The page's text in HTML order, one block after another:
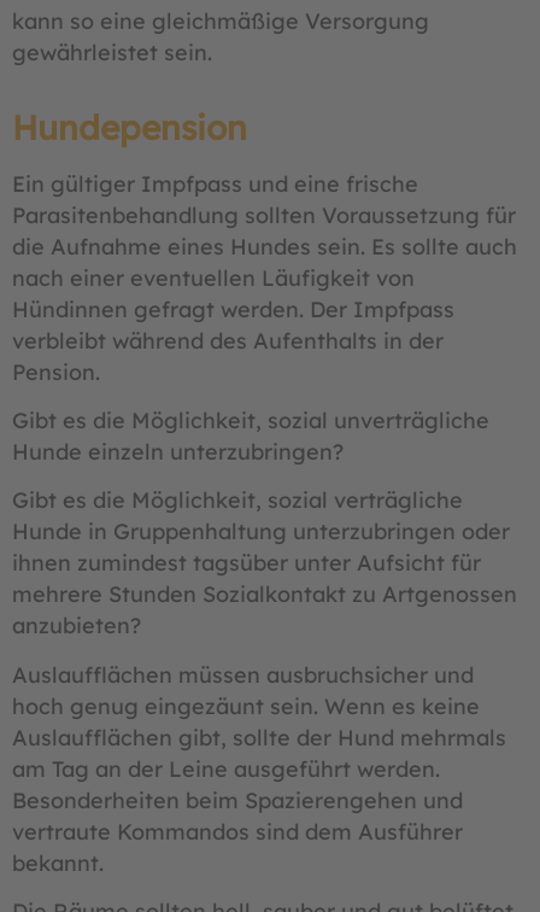
kann so eine gleichmäßige Versorgung
gewährleistet sein.
Hundepension
Ein gültiger Impfpass und eine frische
Parasitenbehandlung sollten Voraussetzung für
die Aufnahme eines Hundes sein. Es sollte auch
nach einer eventuellen Läufigkeit von
Hündinnen gefragt werden. Der Impfpass
verbleibt während des Aufenthalts in der
Pension.
Gibt es die Möglichkeit, sozial unverträgliche
Hunde einzeln unterzubringen?
Gibt es die Möglichkeit, sozial verträgliche
Hunde in Gruppenhaltung unterzubringen oder
ihnen zumindest tagsüber unter Aufsicht für
mehrere Stunden Sozialkontakt zu Artgenossen
anzubieten?
Auslaufflächen müssen ausbruchsicher und
hoch genug eingezäunt sein. Wenn es keine
Auslaufflächen gibt, sollte der Hund mehrmals
am Tag an der Leine ausgeführt werden.
Besonderheiten beim Spazierengehen und
vertraute Kommandos sind dem Ausführer
bekannt.